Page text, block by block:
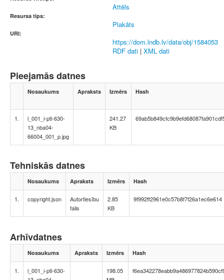
Attēls
Resursa tips:
Plakāts
URI:
https://dom.lndb.lv/data/obj/1584053
RDF dati | XML dati
Pieejamās datnes
Nosaukums Apraksts Izmērs Hash
1.
l_001_i-ptl-630-
13_nba04-
66004_001_p.jpg
241.27
KB
Tehniskās datnes
Nosaukums Apraksts Izmērs Hash
1. copyright.json
Autortiesību
fails
2.85
KB
9f992ff2961e0c57b8f7f26a1ec6e614
Arhīvdatnes
Nosaukums Apraksts Izmērs Hash
1.
l_001_i-ptl-630-
198.05